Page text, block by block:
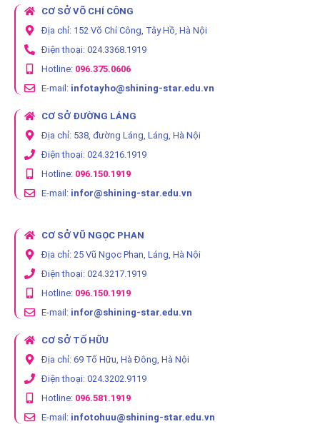
CƠ SỞ VÕ CHÍ CÔNG
Địa chỉ: 152 Võ Chí Công, Tây Hồ, Hà Nội
Điện thoại: 024.3368.1919
Hotline: 096.375.0606
E-mail: infotayho@shining-star.edu.vn
CƠ SỞ ĐƯỜNG LÁNG
Địa chỉ: 538, đường Láng, Láng, Hà Nội
Điện thoại: 024.3216.1919
Hotline: 096.150.1919
E-mail: infor@shining-star.edu.vn
CƠ SỞ VŨ NGỌC PHAN
Địa chỉ: 25 Vũ Ngọc Phan, Láng, Hà Nội
Điện thoại: 024.3217.1919
Hotline: 096.150.1919
E-mail: infor@shining-star.edu.vn
CƠ SỞ TỐ HỮU
Địa chỉ: 69 Tố Hữu, Hà Đông, Hà Nội
Điện thoại: 024.3202.9119
Hotline: 096.581.1919
E-mail: infotohuu@shining-star.edu.vn